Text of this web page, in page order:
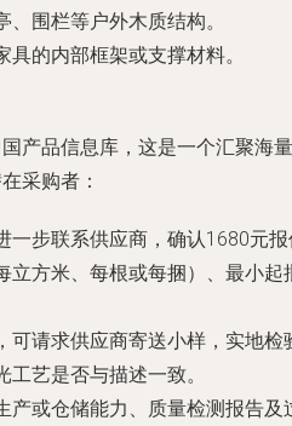
、围栏等户外木质结构。
具的内部框架或支撑材料。
产品信息库，这是一个汇聚海量
采购者：
一步联系供应商，确认1680元
立方米、每根或每捆）、最小起
可请求供应商寄送小样，实地检
艺是否与描述一致。
产或仓储能力、质量检测报告及